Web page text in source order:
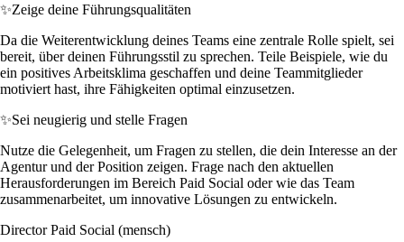
✨Zeige deine Führungsqualitäten
Da die Weiterentwicklung deines Teams eine zentrale Rolle spielt, sei
bereit, über deinen Führungsstil zu sprechen. Teile Beispiele, wie du
ein positives Arbeitsklima geschaffen und deine Teammitglieder
motiviert hast, ihre Fähigkeiten optimal einzusetzen.
✨Sei neugierig und stelle Fragen
Nutze die Gelegenheit, um Fragen zu stellen, die dein Interesse an der
Agentur und der Position zeigen. Frage nach den aktuellen
Herausforderungen im Bereich Paid Social oder wie das Team
zusammenarbeitet, um innovative Lösungen zu entwickeln.
Director Paid Social (mensch)